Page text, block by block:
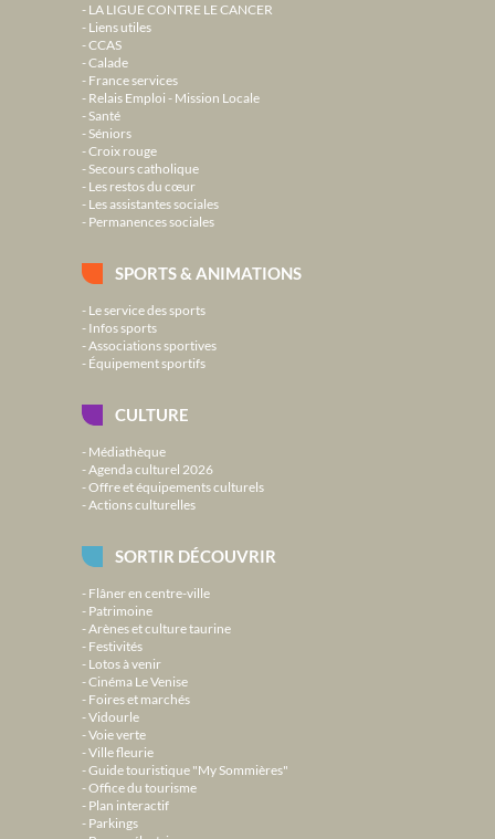
LA LIGUE CONTRE LE CANCER
Liens utiles
CCAS
Calade
France services
Relais Emploi - Mission Locale
Santé
Séniors
Croix rouge
Secours catholique
Les restos du cœur
Les assistantes sociales
Permanences sociales
SPORTS & ANIMATIONS
Le service des sports
Infos sports
Associations sportives
Équipement sportifs
CULTURE
Médiathèque
Agenda culturel 2026
Offre et équipements culturels
Actions culturelles
SORTIR DÉCOUVRIR
Flâner en centre-ville
Patrimoine
Arènes et culture taurine
Festivités
Lotos à venir
Cinéma Le Venise
Foires et marchés
Vidourle
Voie verte
Ville fleurie
Guide touristique "My Sommières"
Office du tourisme
Plan interactif
Parkings